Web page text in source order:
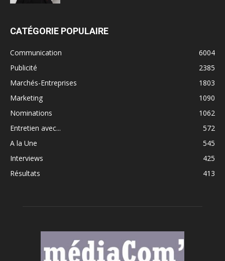
CATÉGORIE POPULAIRE
Communication
6004
Publicité
2385
Marchés-Entreprises
1803
Marketing
1090
Nominations
1062
Entretien avec...
572
A la Une
545
Interviews
425
Résultats
413